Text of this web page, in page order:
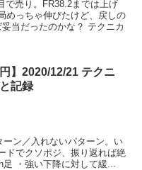
で売り。FR38.2までは上げ
めっちゃ伸びたけど、戻しの
当だったのかな？ テクニカ
円】2020/12/21 テクニ
記録
ン／入れないパターン。い
ドでクソポジ、振り返れば絶
・強い下降に対して緩...